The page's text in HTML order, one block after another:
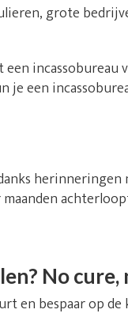
grote
incassobureau
je een
No cure,
en bespaar op de